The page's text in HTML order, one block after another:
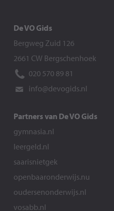
De VO Gids
Bergweg Zuid 126
2661 CW Bergschenhoek
020 570 89 81
info@devogids.nl
Partners van De VO Gids
gymnasia.nl
leergeld.nl
saarisnietgek
openbaaronderwijs.nu
oudersenonderwijs.nl
vosabb.nl